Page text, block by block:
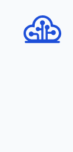
content